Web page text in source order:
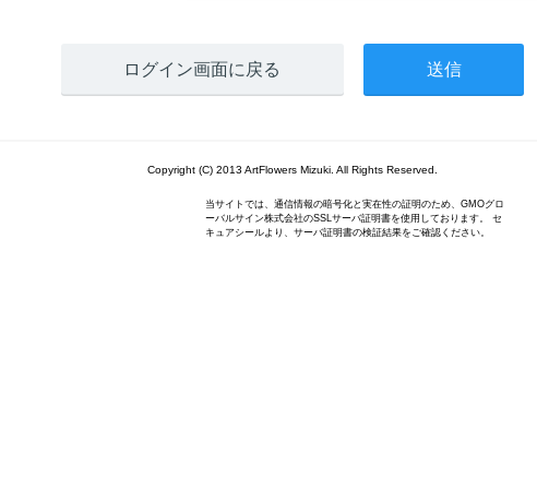
ログイン画面に戻る
Copyright (C) 2013 ArtFlowers Mizuki. All Rights Reserved.
当サイトでは、通信情報の暗号化と実在性の証明のため、GMOグロ
ーバルサイン株式会社のSSLサーバ証明書を使用しております。 セ
キュアシールより、サーバ証明書の検証結果をご確認ください。